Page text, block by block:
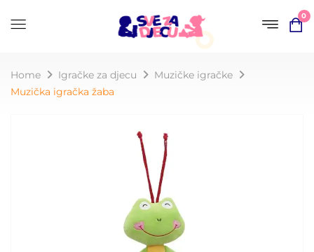
0
Home Igračke za djecu
Muzičke igračke
Muzička igračka žaba